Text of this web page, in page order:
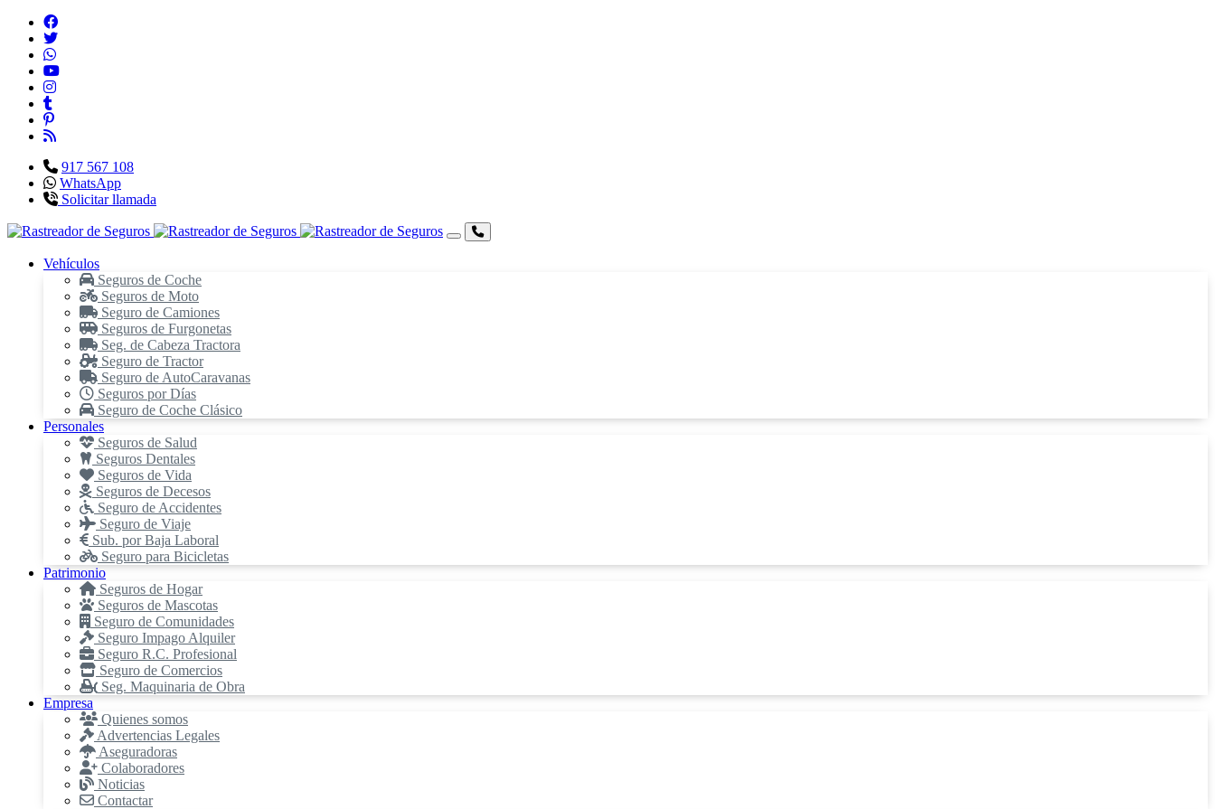
917 567 108
WhatsApp
Solicitar llamada
Vehículos
Seguros de Coche
Seguros de Moto
Seguro de Camiones
Seguros de Furgonetas
Seg. de Cabeza Tractora
Seguro de Tractor
Seguro de AutoCaravanas
Seguros por Días
Seguro de Coche Clásico
Personales
Seguros de Salud
Seguros Dentales
Seguros de Vida
Seguros de Decesos
Seguro de Accidentes
Seguro de Viaje
Sub. por Baja Laboral
Seguro para Bicicletas
Patrimonio
Seguros de Hogar
Seguros de Mascotas
Seguro de Comunidades
Seguro Impago Alquiler
Seguro R.C. Profesional
Seguro de Comercios
Seg. Maquinaria de Obra
Empresa
Quienes somos
Advertencias Legales
Aseguradoras
Colaboradores
Noticias
Contactar